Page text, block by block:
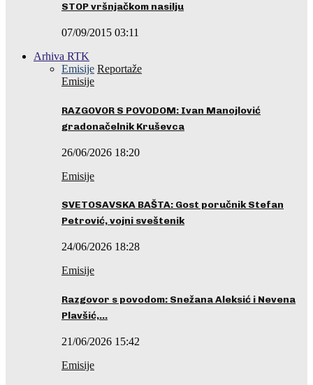
STOP vršnjačkom nasilju
07/09/2015 03:11
Arhiva RTK
Emisije Reportaže
Emisije
RAZGOVOR S POVODOM: Ivan Manojlović
gradonačelnik Kruševca
26/06/2026 18:20
Emisije
SVETOSAVSKA BAŠTA: Gost poručnik Stefan
Petrović, vojni sveštenik
24/06/2026 18:28
Emisije
Razgovor s povodom: Snežana Aleksić i Nevena
Plavšić,…
21/06/2026 15:42
Emisije